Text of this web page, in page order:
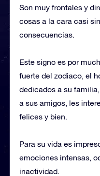
Son muy frontales y
cosas a la cara casi
consecuencias.
Este signo es por
fuerte del zodiaco, el
dedicados a su
a sus amigos, les
felices y bien.
Para su vida es
emociones intensas,
inactividad.